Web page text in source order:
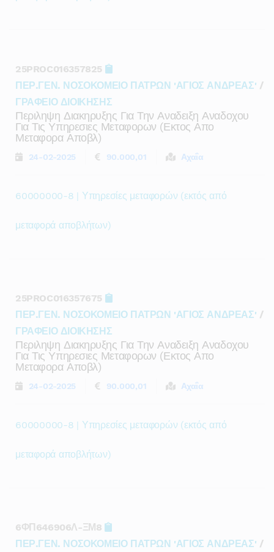
25PROC016357825
ΠΕΡ.ΓΕΝ. ΝΟΣΟΚΟΜΕΙΟ ΠΑΤΡΩΝ 'ΑΓΙΟΣ ΑΝΔΡΕΑΣ' /
ΓΡΑΦΕΙΟ ΔΙΟΙΚΗΣΗΣ
Περιληψη Διακηρυξης Για Την Αναδειξη Αναδοχου
Για Τις Υπηρεσιες Μεταφορων (εκτος Απο
Μεταφορα Αποβλ)
24-02-2025 90.000,01 Αχαΐα
60000000-8 | Υπηρεσίες μεταφορών (εκτός από
μεταφορά αποβλήτων)
25PROC016357675
ΠΕΡ.ΓΕΝ. ΝΟΣΟΚΟΜΕΙΟ ΠΑΤΡΩΝ 'ΑΓΙΟΣ ΑΝΔΡΕΑΣ' /
ΓΡΑΦΕΙΟ ΔΙΟΙΚΗΣΗΣ
Περιληψη Διακηρυξης Για Την Αναδειξη Αναδοχου
Για Τις Υπηρεσιες Μεταφορων (εκτος Απο
Μεταφορα Αποβλ)
24-02-2025 90.000,01 Αχαΐα
60000000-8 | Υπηρεσίες μεταφορών (εκτός από
μεταφορά αποβλήτων)
6ΦΠ646906Λ-ΞΜ8
ΠΕΡ.ΓΕΝ. ΝΟΣΟΚΟΜΕΙΟ ΠΑΤΡΩΝ 'ΑΓΙΟΣ ΑΝΔΡΕΑΣ' /